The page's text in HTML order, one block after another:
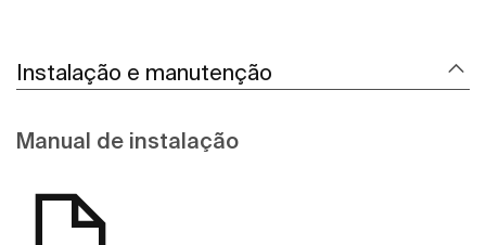
Instalação e manutenção
Manual de instalação